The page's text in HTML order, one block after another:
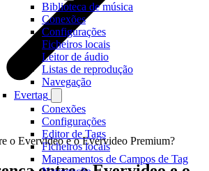
Biblioteca de música
Conexões
Configurações
Ficheiros locais
Leitor de áudio
Listas de reprodução
Navegação
Evertag
Conexões
Configurações
Editor de Tags
Ficheiros locais
Mapeamentos de Campos de Tag
o Evervideo e o Evervideo Premium?